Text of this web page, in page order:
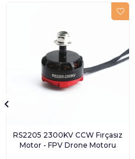
RS2205 2300KV CCW Fırçasız
Motor - FPV Drone Motoru